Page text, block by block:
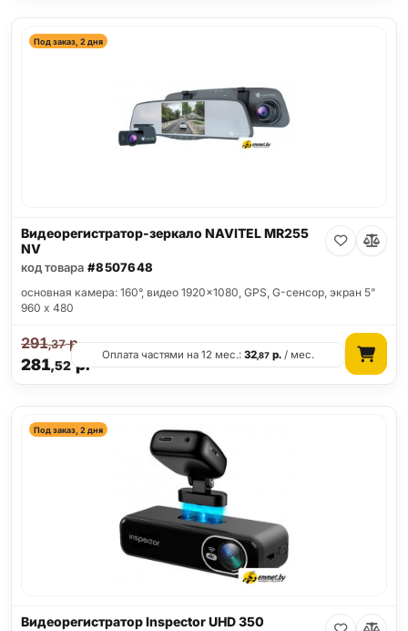
Под заказ, 2 дня
Видеорегистратор-зеркало NAVITEL MR255
NV
код товара #8507648
основная камера: 160°, видео 1920x1080, GPS, G-сенсор, экран 5"
960 x 480
281,52р.
291,37р.
Оплата частями на 12 мес.:32,87 р. / мес.
Под заказ, 2 дня
Видеорегистратор Inspector UHD 350